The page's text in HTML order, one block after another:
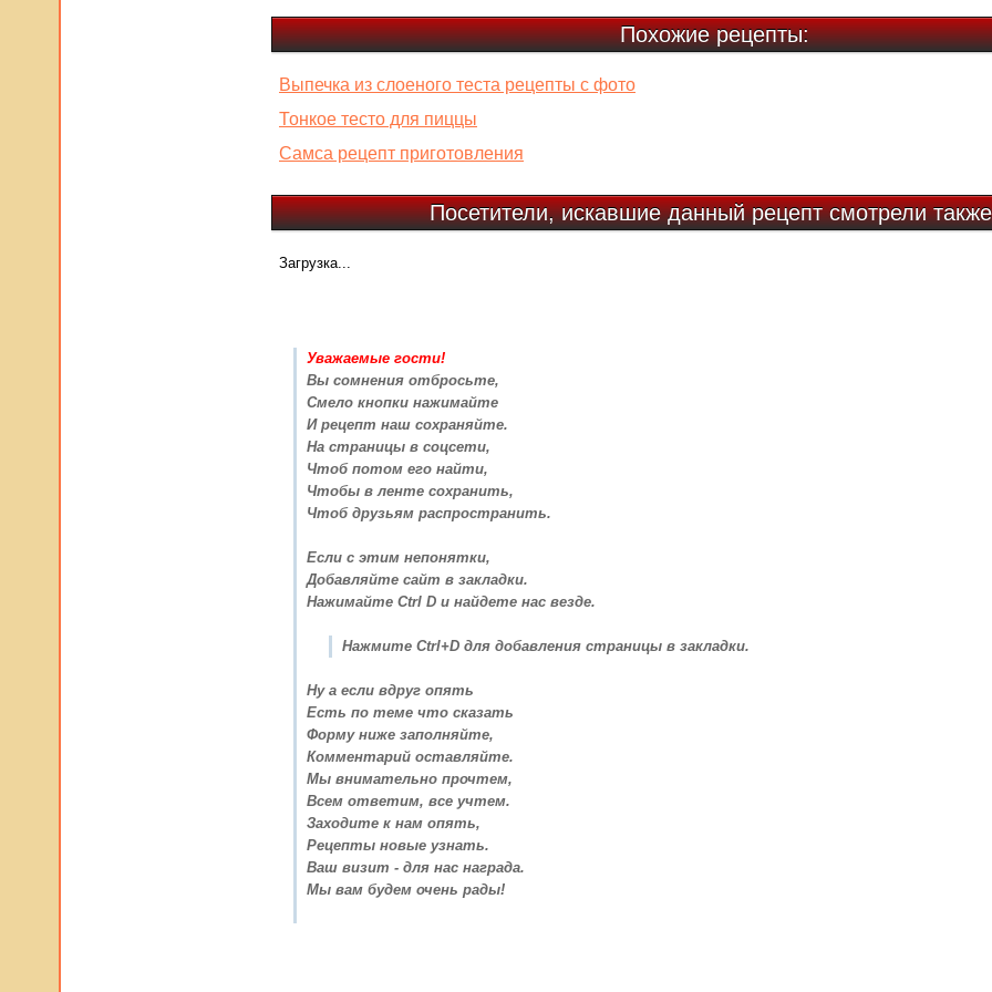
Похожие рецепты:
Выпечка из слоеного теста рецепты с фото
Тонкое тесто для пиццы
Самса рецепт приготовления
Посетители, искавшие данный рецепт смотрели
Загрузка...
Уважаемые гости!
Вы сомнения отбросьте,
Смело кнопки нажимайте
И рецепт наш сохраняйте.
На страницы в соцсети,
Чтоб потом его найти,
Чтобы в ленте сохранить,
Чтоб друзьям распространить.
Если с этим непонятки,
Добавляйте сайт в закладки.
Нажимайте Ctrl D и найдете нас везде.
Нажмите Ctrl+D для добавления страницы в закладки.
Ну а если вдруг опять
Есть по теме что сказать
Форму ниже заполняйте,
Комментарий оставляйте.
Мы внимательно прочтем,
Всем ответим, все учтем.
Заходите к нам опять,
Рецепты новые узнать.
Ваш визит - для нас награда.
Мы вам будем очень рады!